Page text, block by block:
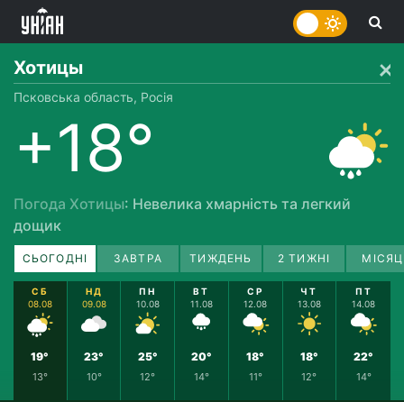
Хотицы
Псковська область, Росія
+18°
Погода Хотицы: Невелика хмарність та легкий
дощик
СЬОГОДНІ ЗАВТРА ТИЖДЕНЬ 2 ТИЖНІ
СБ
08.08
19°
13°
НД
09.08
23°
10°
ПН
10.08
25°
12°
ВТ
11.08
20°
14°
СР
12.08
18°
11°
ЧТ
13.08
18°
12°
ПТ
14.08
22°
14°